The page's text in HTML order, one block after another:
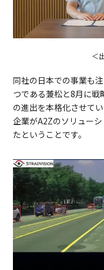
＜
同社の日本での事業も
つである兼松と8月に戦
の進出を本格化させて
企業がA2Zのソリュー
たということです。